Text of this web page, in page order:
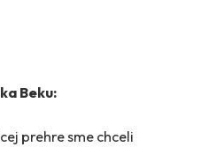
Beku:
prehre sme chceli